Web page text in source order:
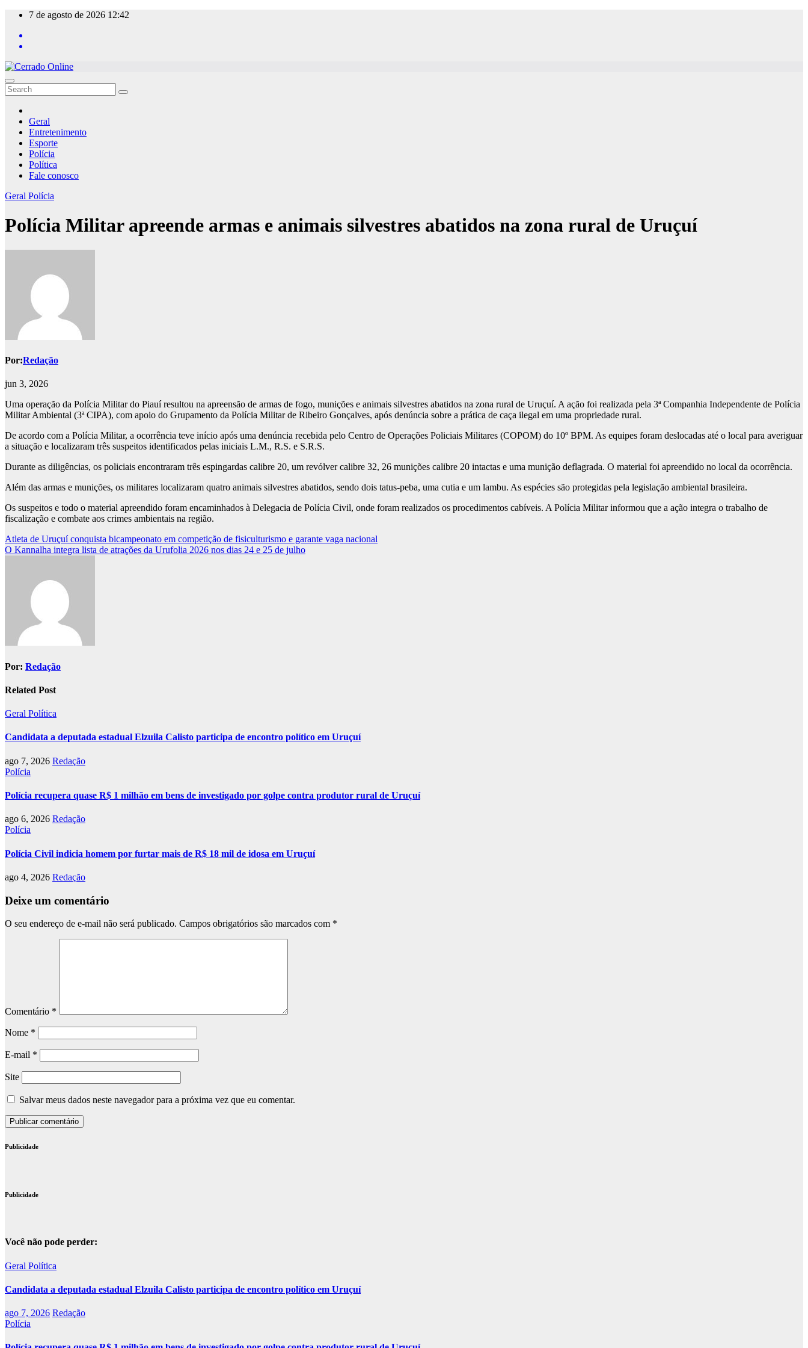
Skip
content
7 de agosto de 2026 12:42
Geral
Entretenimento
Esporte
Polícia
Política
Fale conosco
Geral Polícia
Polícia Militar apreende armas e animais silvestres abatidos na zona rural de Uruçuí
Por:Redação
jun 3, 2026
Uma operação da Polícia Militar do Piauí resultou na apreensão de armas de fogo, munições e animais silvestres abatidos na zona rural de Uruçuí. A ação foi realizada pela 3ª Companhia Independente de Polícia
Militar Ambiental (3ª CIPA), com apoio do Grupamento da Polícia Militar de Ribeiro Gonçalves, após denúncia sobre a prática de caça ilegal em uma propriedade rural.
De acordo com a Polícia Militar, a ocorrência teve início após uma denúncia recebida pelo Centro de Operações Policiais Militares (COPOM) do 10º BPM. As equipes foram deslocadas até o local para averiguar
a situação e localizaram três suspeitos identificados pelas iniciais L.M., R.S. e S.R.S.
Durante as diligências, os policiais encontraram três espingardas calibre 20, um revólver calibre 32, 26 munições calibre 20 intactas e uma munição deflagrada. O material foi apreendido no local da ocorrência.
Além das armas e munições, os militares localizaram quatro animais silvestres abatidos, sendo dois tatus-peba, uma cutia e um lambu. As espécies são protegidas pela legislação ambiental brasileira.
Os suspeitos e todo o material apreendido foram encaminhados à Delegacia de Polícia Civil, onde foram realizados os procedimentos cabíveis. A Polícia Militar informou que a ação integra o trabalho de
fiscalização e combate aos crimes ambientais na região.
Navegação
de
Atleta de Uruçuí conquista bicampeonato em competição de fisiculturismo e garante vaga nacional
O Kannalha integra lista de atrações da Urufolia 2026 nos dias 24 e 25 de julho
Por: Redação
Related Post
Geral Política
Candidata a deputada estadual Elzuila Calisto participa de encontro político em Uruçuí
ago 7, 2026 Redação
Polícia
Polícia recupera quase R$ 1 milhão em bens de investigado por golpe contra produtor rural de Uruçuí
ago 6, 2026 Redação
Polícia
Polícia Civil indicia homem por furtar mais de R$ 18 mil de idosa em Uruçuí
ago 4, 2026 Redação
Deixe um comentário
O seu endereço de e-mail não será publicado. Campos obrigatórios são marcados com *
Comentário *
Nome *
E-mail *
Site
Salvar meus dados neste navegador para a próxima vez que eu comentar.
Publicidade
Publicidade
Você não pode perder:
Geral Política
Candidata a deputada estadual Elzuila Calisto participa de encontro político em Uruçuí
ago 7, 2026 Redação
Polícia